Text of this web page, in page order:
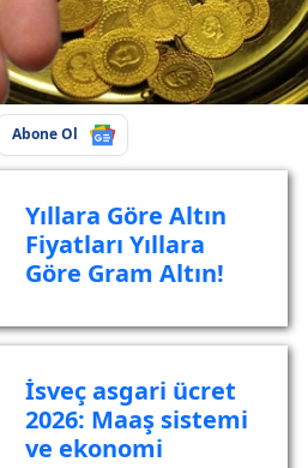
Abone Ol
Yıllara Göre Altın
Fiyatları Yıllara
Göre Gram Altın!
İsveç asgari ücret
2026: Maaş sistemi
ve ekonomi